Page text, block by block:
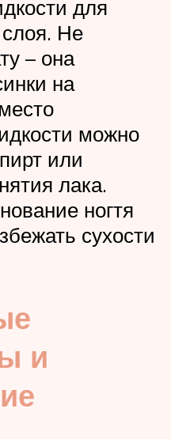
для
слоя. Не
– она
на
можно
или
лака.
ногтя
сухости
и